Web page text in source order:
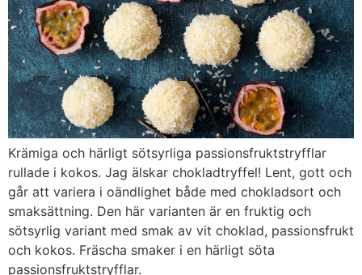
Krämiga och härligt sötsyrliga passionsfruktstryfflar
rullade i kokos. Jag älskar chokladtryffel! Lent, gott och
går att variera i oändlighet både med chokladsort och
smaksättning. Den här varianten är en fruktig och
sötsyrlig variant med smak av vit choklad, passionsfrukt
och kokos. Fräscha smaker i en härligt söta
passionsfruktstryfflar.